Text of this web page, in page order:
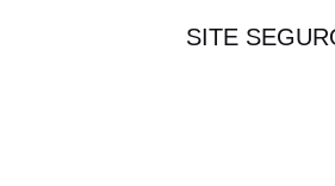
SITE